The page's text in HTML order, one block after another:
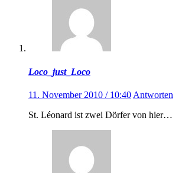
Loco_just_Loco
11. November 2010 / 10:40 Antworten
St. Léonard ist zwei Dörfer von hier…